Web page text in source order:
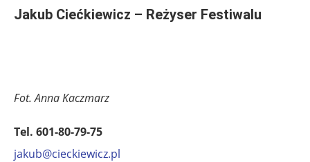
Jakub Ciećkiewicz – Reżyser Festiwalu
Fot. Anna Kaczmarz
Tel. 601-80-79-75
jakub@cieckiewicz.pl